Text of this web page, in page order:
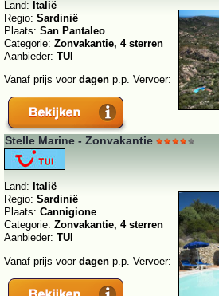
Land: Italië
Regio: Sardinië
Plaats: San Pantaleo
Categorie: Zonvakantie, 4 sterren
Aanbieder: TUI
Vanaf prijs voor dagen p.p. Vervoer:
Stelle Marine - Zonvakantie
Land: Italië
Regio: Sardinië
Plaats: Cannigione
Categorie: Zonvakantie, 4 sterren
Aanbieder: TUI
Vanaf prijs voor dagen p.p. Vervoer: